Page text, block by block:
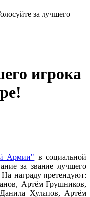
за лучшего
игрока
Армии" в социальной
за звание лучшего
награду претендуют:
Артём Грушников,
Хулапов, Артём